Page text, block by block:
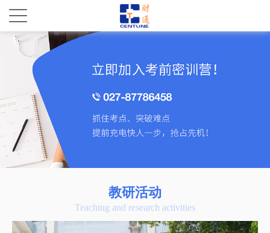
教研活动
Teaching and research activities